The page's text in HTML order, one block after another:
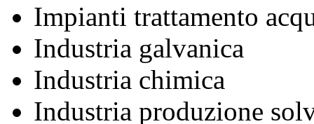
Impianti trattamento
Industria galvanica
Industria chimica
Industria produzione